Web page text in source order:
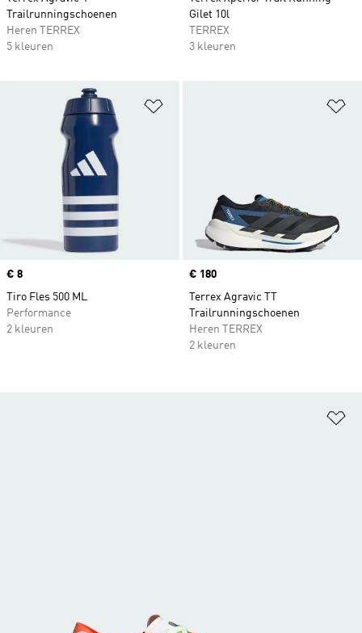
Trailrunningschoenen
Heren TERREX
5 kleuren
Gilet 10l
TERREX
3 kleuren
Price
€ 8
Tiro Fles 500 ML
Performance
2 kleuren
Price
€ 180
Terrex Agravic TT
Trailrunningschoenen
Heren TERREX
2 kleuren